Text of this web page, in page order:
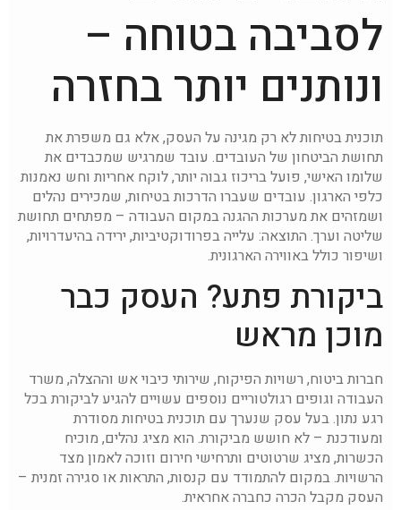
לסביבה בטוחה –
ונותנים יותר בחזרה
תוכנית בטיחות לא רק מגינה על העסק, אלא גם משפרת את
תחושת הביטחון של העובדים. עובד שמרגיש שמכבדים את
שלומו האישי, פועל בריכוז גבוה יותר, לוקח אחריות וחש נאמנות
כלפי הארגון. עובדים שעברו הדרכות בטיחות, שמכירים נהלים
ושמזהים את מערכות ההגנה במקום העבודה – מפתחים תחושת
שליטה וערך. התוצאה: עלייה בפרודוקטיביות, ירידה בהיעדרויות,
ושיפור כולל באווירה הארגונית.
ביקורת פתע? העסק כבר
מוכן מראש
חברות ביטוח, רשויות הפיקוח, שירותי כיבוי אש וההצלה, משרד
העבודה וגופים רגולטוריים נוספים עשויים להגיע לביקורת בכל
רגע נתון. בעל עסק שנערך עם תוכנית בטיחות מסודרת
ומעודכנת – לא חושש מביקורת. הוא מציג נהלים, מוכיח
הכשרות, מציג שרטוטים ותרחישי חירום וזוכה לאמון מצד
הרשויות. במקום להתמודד עם קנסות, התראות או סגירה זמנית –
העסק מקבל הכרה כחברה אחראית.